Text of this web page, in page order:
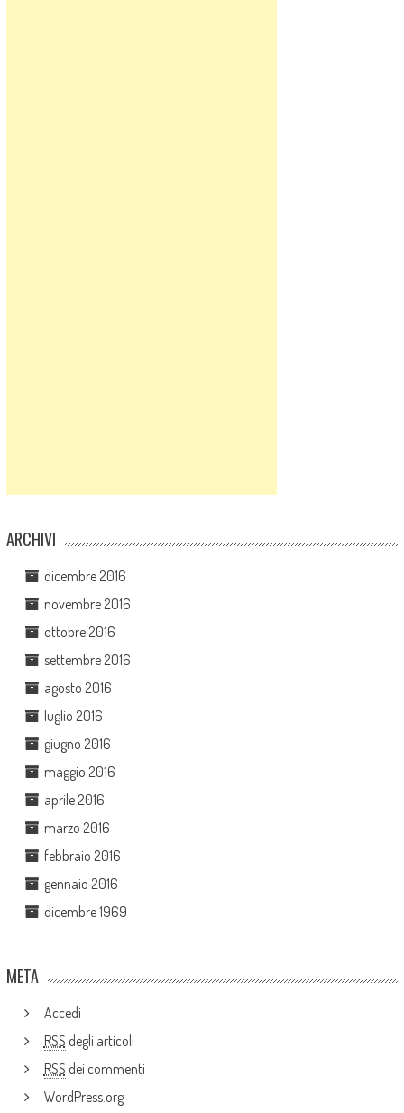
ARCHIVI
dicembre 2016
novembre 2016
ottobre 2016
settembre 2016
agosto 2016
luglio 2016
giugno 2016
maggio 2016
aprile 2016
marzo 2016
febbraio 2016
gennaio 2016
dicembre 1969
META
Accedi
RSS degli articoli
RSS dei commenti
WordPress.org